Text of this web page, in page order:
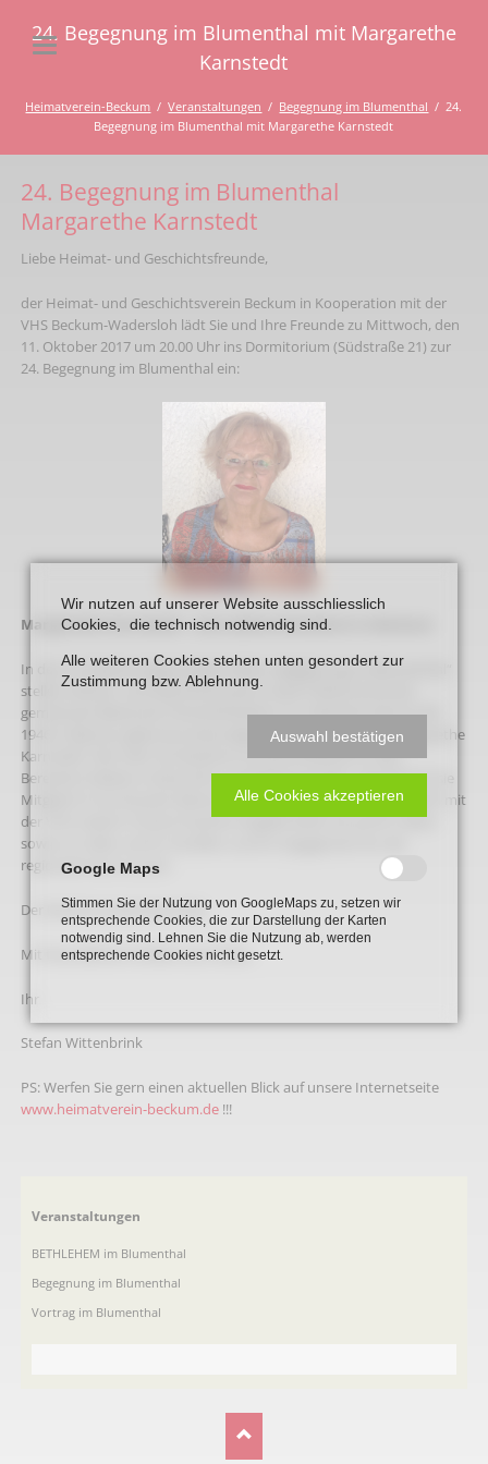
24. Begegnung im Blumenthal mit Margarethe
Karnstedt
Heimatverein-Beckum Veranstaltungen Begegnung im Blumenthal
24.
Begegnung im Blumenthal mit Margarethe Karnstedt
24. Begegnung im Blumenthal
Margarethe Karnstedt
Liebe Heimat- und Geschichtsfreunde,
der Heimat- und Geschichtsverein Beckum in Kooperation mit der
VHS Beckum-Wadersloh lädt Sie und Ihre Freunde zu Mittwoch, den
11. Oktober 2017 um 20.00 Uhr ins Dormitorium (Südstraße 21) zur
24. Begegnung im Blumenthal ein:
Margarethe Karnstedt – eine aktive Künstlerin in Beckum
In der vor 8 Jahren begründeten Reihe „Begegnung im Blumenthal“
stellen Heimat- und Geschichtsverein sowie Volkshochschule
gemeinsam Beckumer Persönlichkeiten vor. Nächster Gast ist die
1946 in Beckum geborene ehemalige Berufsschullehrerin Margarethe
Karnstedt. Seit mehr als 40 Jahren ist sie künstlerisch in den
Bereichen Malerei, Holzschnitt und Radierung aktiv. Seit 2014 ist sie
Mitglied im Kunstverein Beckum “licht - form - farbe“. Im Gespräch mit
der VHS-Leiterin Christa Paschert-Engelke blickt sie auf ihr Leben
sowie vor allem auf ihr Schaffen und ihr Engagement für die
regionale Kunst zurück.
Der Eintritt ist wie immer frei.
Mit freundlichen Grüßen aus Holter,
Ihr
Stefan Wittenbrink
PS: Werfen Sie gern einen aktuellen Blick auf unsere Internetseite
www.heimatverein-beckum.de!!!
Navigation
Veranstaltungen
BETHLEHEM im Blumenthal
Begegnung im Blumenthal
Vortrag im Blumenthal
Wir nutzen auf unserer Website ausschliesslich
Cookies, die technisch notwendig sind.
Alle weiteren Cookies stehen unten gesondert zur
Zustimmung bzw. Ablehnung.
Auswahl bestätigen
Alle Cookies akzeptieren
Google Maps
Stimmen Sie der Nutzung von GoogleMaps zu, setzen wir
entsprechende Cookies, die zur Darstellung der Karten
notwendig sind. Lehnen Sie die Nutzung ab, werden
entsprechende Cookies nicht gesetzt.